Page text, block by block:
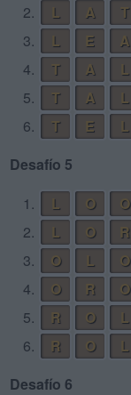
2.
L A T
3.
L E
A
4.
T A
L
5.
T A L
6.
T E L
Desafío 5
1.
L O
O
2.
L O R
3.
O L O
4.
O R
O
5.
R O
L
6.
R O L
Desafío 6